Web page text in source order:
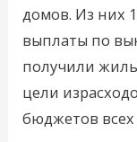
домов. Из них
выплаты по
получили
цели
бюджетов всех